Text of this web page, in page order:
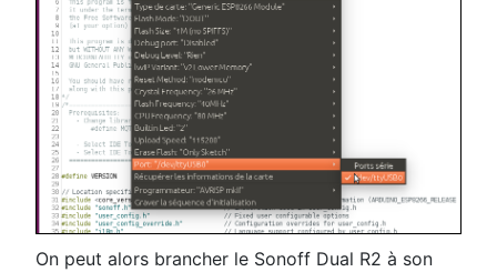
On peut alors brancher le Sonoff Dual R2 à son